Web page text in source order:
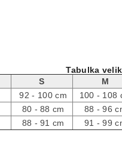
Tabulka
S
M
92 - 100 cm
100 - 108
80 - 88 cm
88 - 96
88 - 91 cm 91 - 99